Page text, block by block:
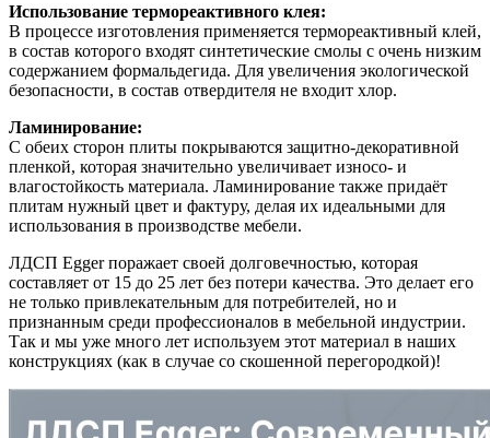
Использование термореактивного клея:
В процессе изготовления применяется термореактивный клей,
в состав которого входят синтетические смолы с очень низким
содержанием формальдегида. Для увеличения экологической
безопасности, в состав отвердителя не входит хлор.
Ламинирование:
С обеих сторон плиты покрываются защитно-декоративной
пленкой, которая значительно увеличивает износо- и
влагостойкость материала. Ламинирование также придаёт
плитам нужный цвет и фактуру, делая их идеальными для
использования в производстве мебели.
ЛДСП Egger поражает своей долговечностью, которая
составляет от 15 до 25 лет без потери качества. Это делает его
не только привлекательным для потребителей, но и
признанным среди профессионалов в мебельной индустрии.
Так и мы уже много лет используем этот материал в наших
конструкциях (как в случае со скошенной перегородкой)!